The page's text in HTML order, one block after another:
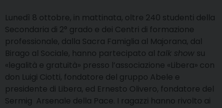
Lunedì 8 ottobre, in mattinata, oltre 240 studenti della
Secondaria di 2° grado e dei Centri di formazione
professionale, dalla Sacra Famiglia al Majorana, dal
Birago al Sociale, hanno partecipato al talk show su
«legalità e gratuità» presso l’associazione «Libera» con
don Luigi Ciotti, fondatore del gruppo Abele e
presidente di Libera, ed Ernesto Olivero, fondatore del
Sermig  Arsenale della Pace. I ragazzi hanno rivolto ai